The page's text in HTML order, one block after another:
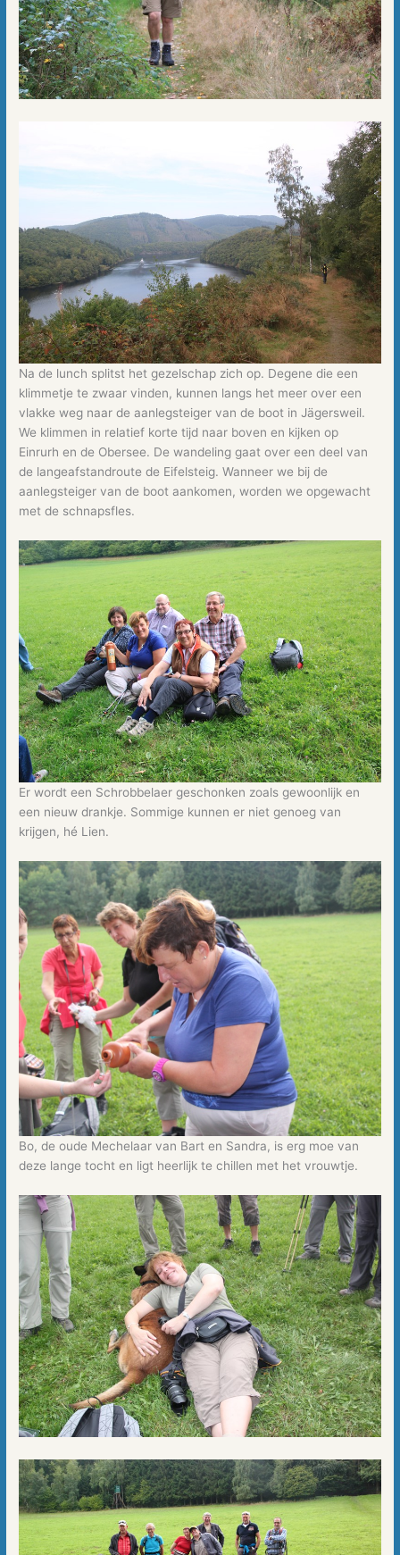
Na de lunch splitst het gezelschap zich op. Degene die een
klimmetje te zwaar vinden, kunnen langs het meer over een
vlakke weg naar de aanlegsteiger van de boot in Jägersweil.
We klimmen in relatief korte tijd naar boven en kijken op
Einrurh en de Obersee. De wandeling gaat over een deel van
de langeafstandroute de Eifelsteig. Wanneer we bij de
aanlegsteiger van de boot aankomen, worden we opgewacht
met de schnapsfles.
Er wordt een Schrobbelaer geschonken zoals gewoonlijk en
een nieuw drankje. Sommige kunnen er niet genoeg van
krijgen, hé Lien.
Bo, de oude Mechelaar van Bart en Sandra, is erg moe van
deze lange tocht en ligt heerlijk te chillen met het vrouwtje.